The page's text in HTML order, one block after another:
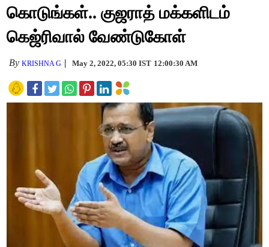
கொடுங்கள்.. குஜராத் மக்களிடம்
கெஜ்ரிவால் வேண்டுகோள்
ByKRISHNA G May 2, 2022, 05:30 IST 12:00:30 AM